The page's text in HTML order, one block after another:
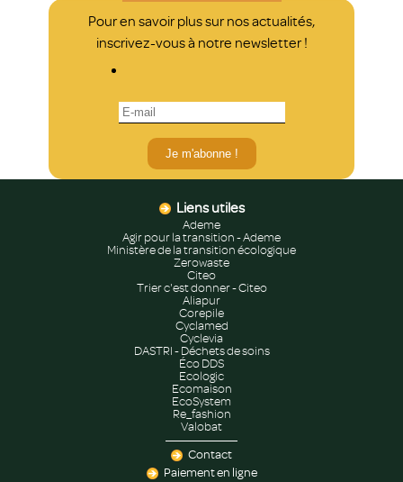
Pour en savoir plus sur nos actualités,
inscrivez-vous à notre newsletter !
Je m'abonne !
Liens utiles
Ademe
Agir pour la transition - Ademe
Ministère de la transition écologique
Zerowaste
Citeo
Trier c'est donner - Citeo
Aliapur
Corepile
Cyclamed
Cyclevia
DASTRI - Déchets de soins
Éco DDS
Ecologic
Ecomaison
EcoSystem
Re_fashion
Valobat
Contact
Paiement en ligne